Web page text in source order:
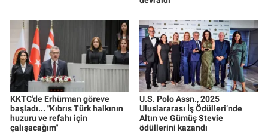
KKTC'de Erhürman göreve
başladı... "Kıbrıs Türk halkının
huzuru ve refahı için
çalışacağım"
U.S. Polo Assn., 2025
Uluslararası İş Ödülleri’nde
Altın ve Gümüş Stevie
ödüllerini kazandı